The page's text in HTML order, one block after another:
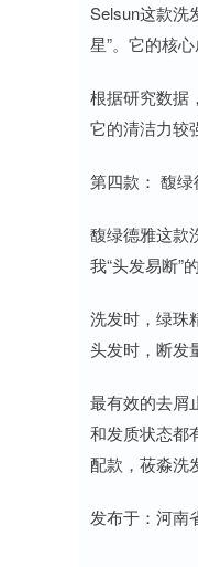
Selsun这款洗
星”。它的核
根据研究数据
它的清洁力较
第四款： 馥
馥绿德雅这款
我“头发易断”
洗发时，绿珠
头发时，断发
最有效的去屑
和发质状态都
配款，莜淼洗
发布于：河南